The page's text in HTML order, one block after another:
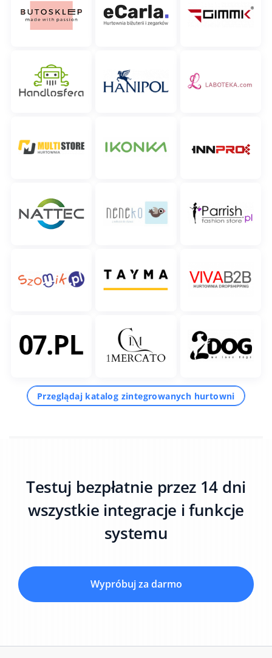
Przeglądaj katalog zintegrowanych hurtowni
Testuj bezpłatnie przez 14 dni
wszystkie integracje i funkcje
systemu
Wypróbuj za darmo